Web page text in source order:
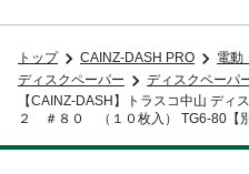
トップ CAINZ-DASH PRO 電動
ディスクペーパー
ディスクペーパ
【CAINZ-DASH】トラスコ中山 デ
２ ＃８０ （１０枚入） TG6-80【別